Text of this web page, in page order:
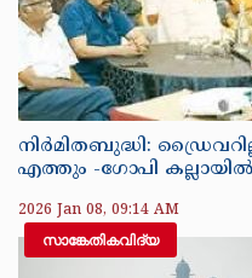
നിർമിതബുദ്ധി:
എത്തും -ഗോപി കല്ലായിൽ
2026 Jan 08, 09:14 AM
സാങ്കേതികവിദ്യ